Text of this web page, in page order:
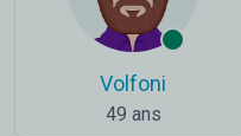
Volfoni
49 ans